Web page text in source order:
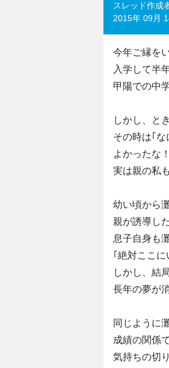
スレッド作成
2015年 09月
今年ご縁を
入学して半
甲陽での中
しかし、と
その時は｢
よかったな
実は親の私
幼い頃から
親が誘導し
息子自身も
｢絶対ここに
しかし、結
長年の夢が
同じように
成績の関係
気持ちの切